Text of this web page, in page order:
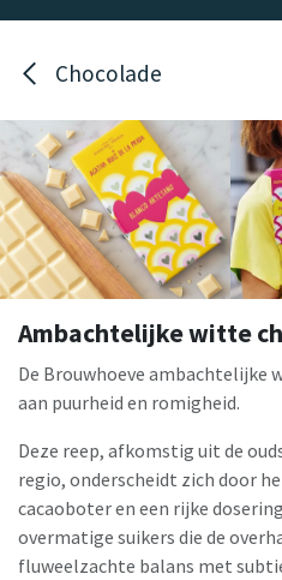
Chocolade
Ambachtelijke witte
De Brouwhoeve ambachtelijke
aan puurheid en romigheid.
Deze reep, afkomstig uit de
regio, onderscheidt zich door
cacaoboter en een rijke
overmatige suikers die de
fluweelzachte balans met